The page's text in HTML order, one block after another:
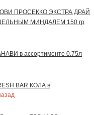
ПРОСЕККО ЭКСТРА ДРАЙ
ЦЕЛЬНЫМ МИНДАЛЕМ 150 гр
в ассортименте 0.75л
BAR КОЛА в